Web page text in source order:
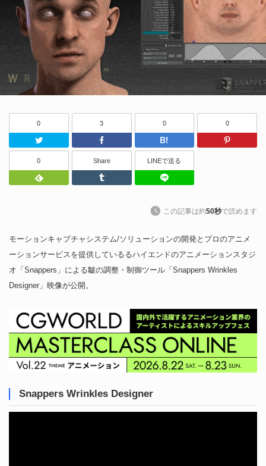
0
Twitter
3
Facebook
0
はてなブッ
0
0
Feedly
Share
Tumblr
LINEで送る
この記事は約50秒で読めます
モーションキャプチャシステム/ソリューションの開発とプロのアニメ
ーションサービスを提供しているるハイエンドのアニメーションスタジ
オ「Snappers」による皺の調整・制御ツール「Snappers Wrinkles
Designer」映像が公開。
Snappers Wrinkles Designer